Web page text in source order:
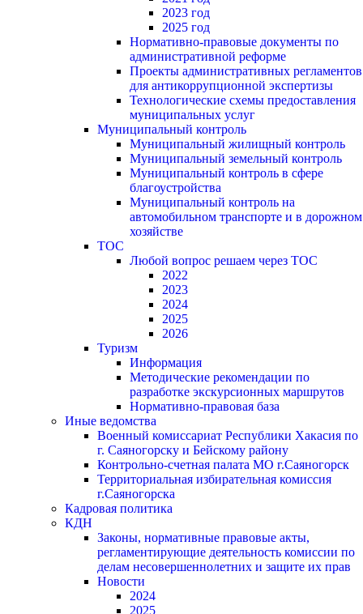
2023 год
2025 год
Нормативно-правовые документы по
административной реформе
Проекты административных регламентов
для антикоррупционной экспертизы
Технологические схемы предоставления
муниципальных услуг
Муниципальный контроль
Муниципальный жилищный контроль
Муниципальный земельный контроль
Муниципальный контроль в сфере
благоустройства
Муниципальный контроль на
автомобильном транспорте и в дорожном
хозяйстве
ТОС
Любой вопрос решаем через ТОС
2022
2023
2024
2025
2026
Туризм
Информация
Методические рекомендации по
разработке экскурсионных маршрутов
Нормативно-правовая база
Иные ведомства
Военный комиссариат Республики Хакасия по
г. Саяногорску и Бейскому району
Контрольно-счетная палата МО г.Саяногорск
Территориальная избирательная комиссия
г.Саяногорска
Кадровая политика
КДН
Законы, нормативные правовые акты,
регламентирующие деятельность комиссии по
делам несовершеннолетних и защите их прав
Новости
2024
2025